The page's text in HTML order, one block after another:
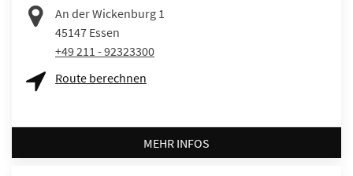
An der Wickenburg 1
45147 Essen
+49 211 - 92323300
Route berechnen
MEHR INFOS